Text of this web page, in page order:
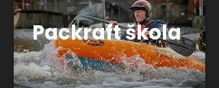
Packraft škola